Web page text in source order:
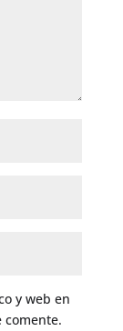
y web en
comente.